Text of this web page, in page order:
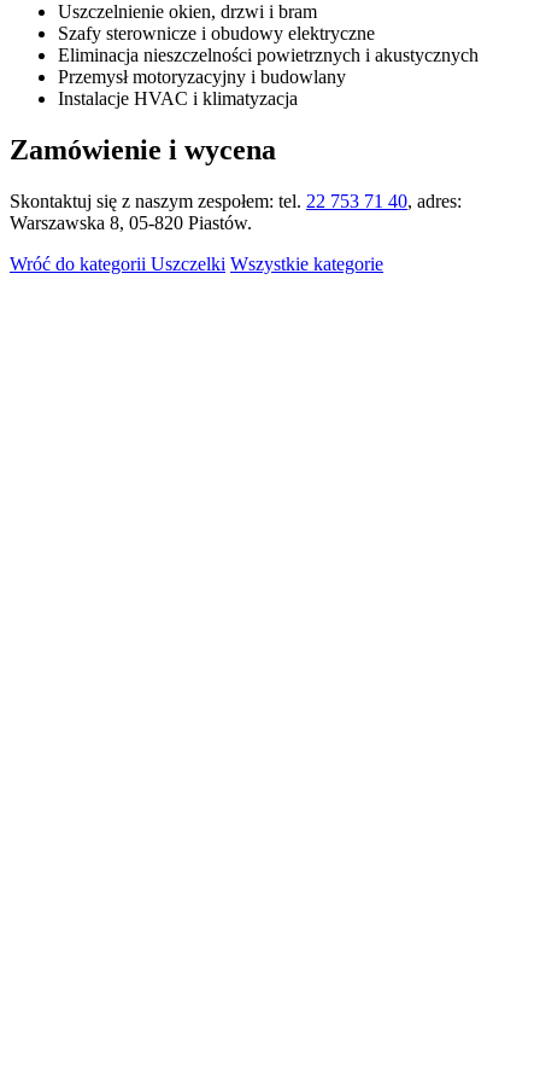
Uszczelnienie okien, drzwi i bram
Szafy sterownicze i obudowy elektryczne
Eliminacja nieszczelności powietrznych i akustycznych
Przemysł motoryzacyjny i budowlany
Instalacje HVAC i klimatyzacja
Zamówienie i wycena
Skontaktuj się z naszym zespołem: tel. 22 753 71 40, adres:
Warszawska 8, 05-820 Piastów.
Wróć do kategorii Uszczelki Wszystkie kategorie